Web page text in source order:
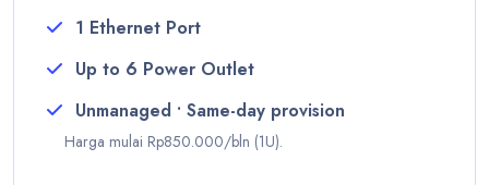
1 Ethernet Port
Up to 6 Power Outlet
Unmanaged • Same-day provision
Harga mulai Rp850.000/bln (1U).